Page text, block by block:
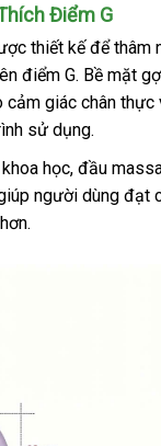
Điểm G
thiết kế để thâm
điểm G. Bề mặt
giác chân thực
sử dụng.
học, đầu
người dùng đạt